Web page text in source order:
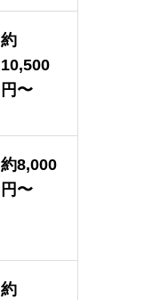
約
10,500
円〜
約8,000
円〜
約